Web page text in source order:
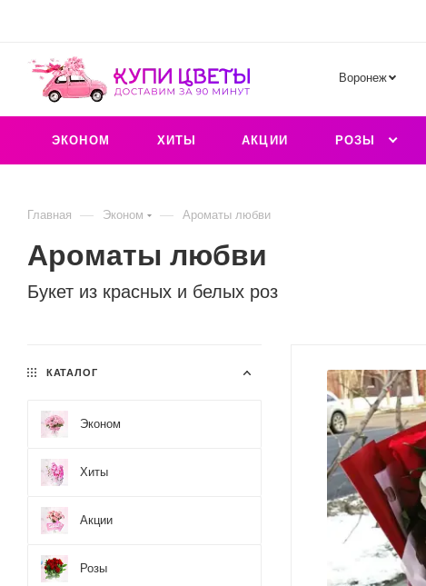
Воронеж
ЭКОНОМ ХИТЫ АКЦИИ РОЗЫ
Главная — Эконом — Ароматы любви
Букет из красных и белых роз
Ароматы любви
КАТАЛОГ
Эконом
Хиты
Акции
Розы